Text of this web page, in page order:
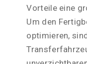
Vorteile eine
Um den
optimieren,